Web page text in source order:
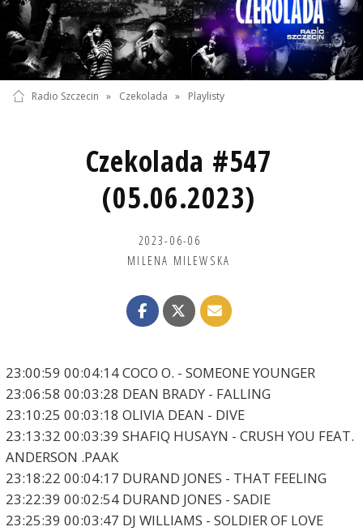
Radio Szczecin » Czekolada » Playlisty
Czekolada #547
(05.06.2023)
2023-06-06
MILENA MILEWSKA
23:00:59 00:04:14 COCO O. - SOMEONE YOUNGER
23:06:58 00:03:28 DEAN BRADY - FALLING
23:10:25 00:03:18 OLIVIA DEAN - DIVE
23:13:32 00:03:39 SHAFIQ HUSAYN - CRUSH YOU FEAT.
ANDERSON .PAAK
23:18:22 00:04:17 DURAND JONES - THAT FEELING
23:22:39 00:02:54 DURAND JONES - SADIE
23:25:39 00:03:47 DJ WILLIAMS - SOLDIER OF LOVE